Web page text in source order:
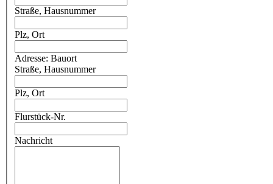
Straße, Hausnummer
Plz, Ort
Adresse: Bauort
Straße, Hausnummer
Plz, Ort
Flurstück-Nr.
Nachricht